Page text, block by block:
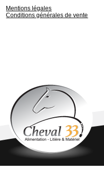
Mentions légales
Conditions générales de vente